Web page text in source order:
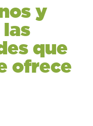
y
que
ofrece